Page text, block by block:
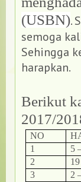
(USBN).
semoga
Sehingga
harapkan.
Berikut
2017/
NO
1
5
2
3
2